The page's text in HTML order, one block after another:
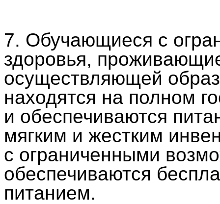
7. Обучающиеся с
здоровья,
осуществляющей
находятся на полном
и обеспечиваются
мягким и жестким
с ограниченными
обеспечиваются
питанием.